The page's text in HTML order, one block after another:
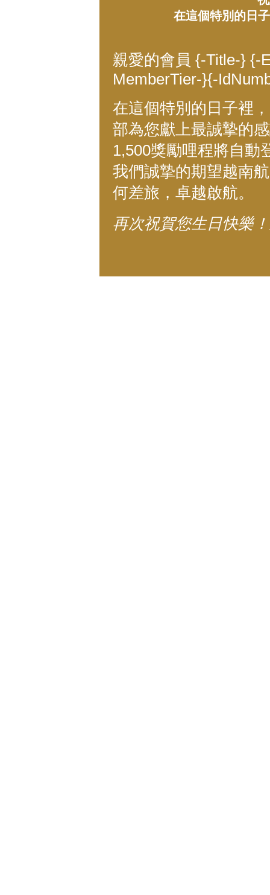
在這個特別的日
親愛的會員 {-Title-} {-
MemberTier-}{-
在這個特別的日子裡
部為您獻上最誠摯的
1,500獎勵哩程將自動
我們誠摯的期望越南
何差旅，卓越啟航。
再次祝賀您生日快樂